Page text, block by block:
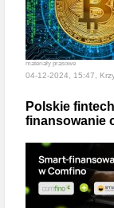
materiały prasowe
04-12-2024, 15:47,
Polskie
finansowanie